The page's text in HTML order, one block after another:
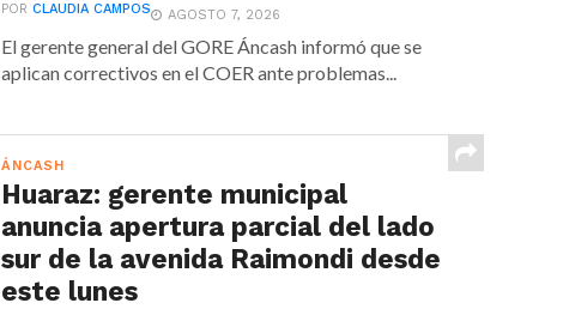
PORCLAUDIA CAMPOS AGOSTO 7, 2026
El gerente general del GORE Áncash informó que se
aplican correctivos en el COER ante problemas...
ÁNCASH
Huaraz: gerente municipal
anuncia apertura parcial del lado
sur de la avenida Raimondi desde
este lunes